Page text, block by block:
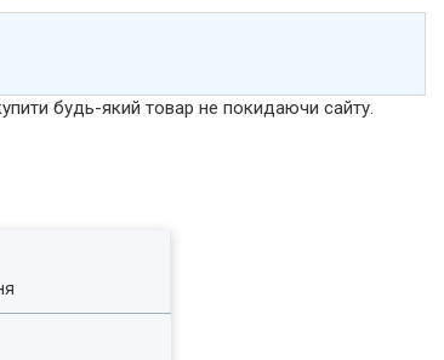
будь-який товар не покидаючи сайту.